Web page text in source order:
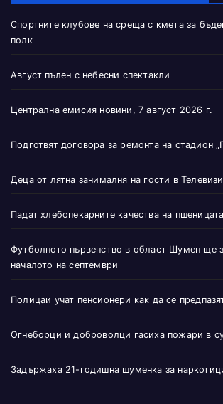
Спортните клубове на среща с кмета за
полк
Август пълен с небесни спектакли
Централна емисия новини, 7 август 2026 г.
Подготвят договора за ремонта на стадион
Деца от лятна занималня на гости в
Падат хлебопекарните качества на пшеницата
Футболното първенство в област Шумен ще
началото на септември
Полицаи учат пенсионери как да се
Огнеборци и доброволци гасиха пожари в
Задържаха 21-годишна шуменка за